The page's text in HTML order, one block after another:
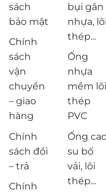
sách
bảo mật
Chính
sách
vận
chuyển
– giao
hàng
Chính
sách đổi
– trả
Chính
bụi gân
nhựa, lõi
thép...
Ống
nhựa
mềm lõi
thép
PVC
Ống
su bố
vải, lõi
thép...